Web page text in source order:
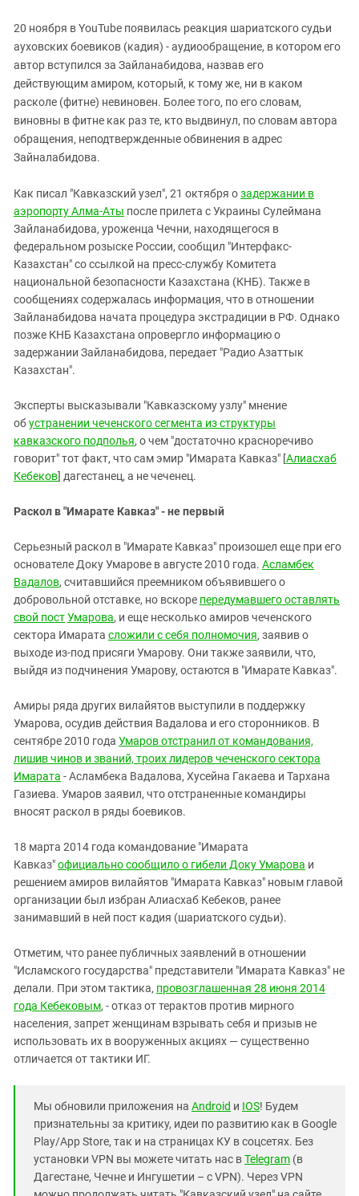
20 ноября в YouTube появилась реакция шариатского судьи
ауховских боевиков (кадия) - аудиообращение, в котором его
автор вступился за Зайланабидова, назвав его
действующим амиром, который, к тому же, ни в каком
расколе (фитне) невиновен. Более того, по его словам,
виновны в фитне как раз те, кто выдвинул, по словам автора
обращения, неподтвержденные обвинения в адрес
Зайналабидова.
Как писал "Кавказский узел", 21 октября озадержании в
аэропорту Алма-Аты после прилета с Украины Сулеймана
Зайланабидова, уроженца Чечни, находящегося в
федеральном розыске России, сообщил "Интерфакс-
Казахстан" со ссылкой на пресс-службу Комитета
национальной безопасности Казахстана (КНБ). Также в
сообщениях содержалась информация, что в отношении
Зайланабидова начата процедура экстрадиции в РФ. Однако
позже КНБ Казахстана опровергло информацию о
задержании Зайланабидова, передает "Радио Азаттык
Казахстан".
Эксперты высказывали "Кавказскому узлу" мнение
обустранении чеченского сегмента из структуры
кавказского подполья, о чем "достаточно красноречиво
говорит" тот факт, что сам эмир "Имарата Кавказ" [Алиасхаб
Кебеков] дагестанец, а не чеченец.
Раскол в "Имарате Кавказ" - не первый
Серьезный раскол в "Имарате Кавказ" произошел еще при его
основателе Доку Умарове в августе 2010 года. Асламбек
Вадалов, считавшийся преемником объявившего о
добровольной отставке, но вскоре передумавшего оставлять
свой постУмарова, и еще несколько амиров чеченского
сектора Имарата сложили с себя полномочия, заявив о
выходе из-под присяги Умарову. Они также заявили, что,
выйдя из подчинения Умарову, остаются в "Имарате Кавказ".
Амиры ряда других вилайятов выступили в поддержку
Умарова, осудив действия Вадалова и его сторонников. В
сентябре 2010 года Умаров отстранил от командования,
лишив чинов и званий, троих лидеров чеченского сектора
Имарата - Асламбека Вадалова, Хусейна Гакаева и Тархана
Газиева. Умаров заявил, что отстраненные командиры
вносят раскол в ряды боевиков.
18 марта 2014 года командование "Имарата
Кавказ"официально сообщило о гибели Доку Умарова и
решением амиров вилайятов "Имарата Кавказ" новым главой
организации был избран Алиасхаб Кебеков, ранее
занимавший в ней пост кадия (шариатского судьи).
Отметим, что ранее публичных заявлений в отношении
"Исламского государства" представители "Имарата Кавказ" не
делали. При этом тактика, провозглашенная 28 июня 2014
года Кебековым, - отказ от терактов против мирного
населения, запрет женщинам взрывать себя и призыв не
использовать их в вооруженных акциях — существенно
отличается от тактики ИГ.
Мы обновили приложения на Android и IOS! Будем
признательны за критику, идеи по развитию как в Google
Play/App Store, так и на страницах КУ в соцсетях. Без
установки VPN вы можете читать нас вTelegram (в
Дагестане, Чечне и Ингушетии – с VPN). Через VPN